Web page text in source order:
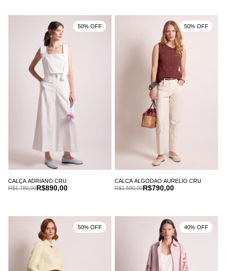
CALÇA ADRIANO CRU
R$890,00
R$1.780,00
50% OFF
CALCA ALGODAO AURELIO CRU
R$790,00
R$1.580,00
50% OFF
50% OFF 40% OFF